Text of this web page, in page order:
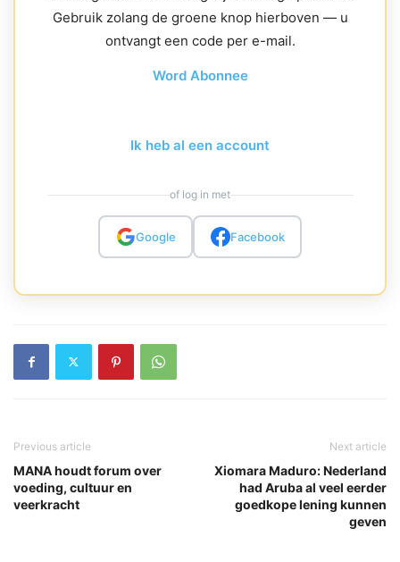
Gebruik zolang de groene knop hierboven — u
ontvangt een code per e-mail.
Word Abonnee
Ik heb al een account
of log in met
Google Facebook
Previous article
MANA houdt forum over
voeding, cultuur en
veerkracht
Next article
Xiomara Maduro: Nederland
had Aruba al veel eerder
goedkope lening kunnen
geven